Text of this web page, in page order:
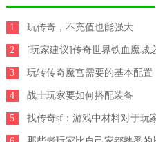
1 玩传奇，不充值也能强大
2 [玩家建议]传奇世界铁血魔城
想
3 玩转传奇魔宫需要的基本配置
4 战士玩家要如何搭配装备
5 找传奇sf：游戏中材料对于玩